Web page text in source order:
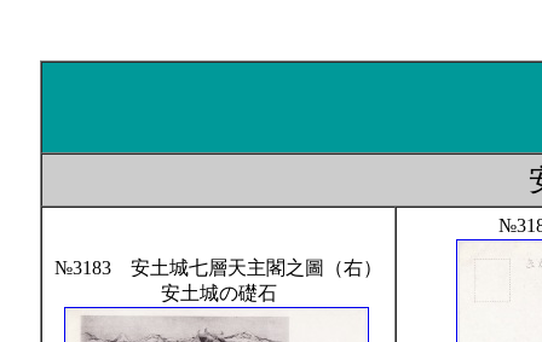
№3183 安土城七層天主閣之圖（右）
安土城の礎石